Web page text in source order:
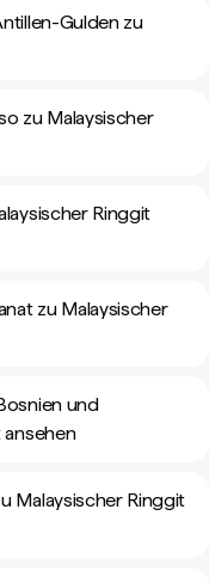
Gulden zu
zu Malaysischer
Ringgit
zu Malaysischer
und
ansehen
Malaysischer Ringgit